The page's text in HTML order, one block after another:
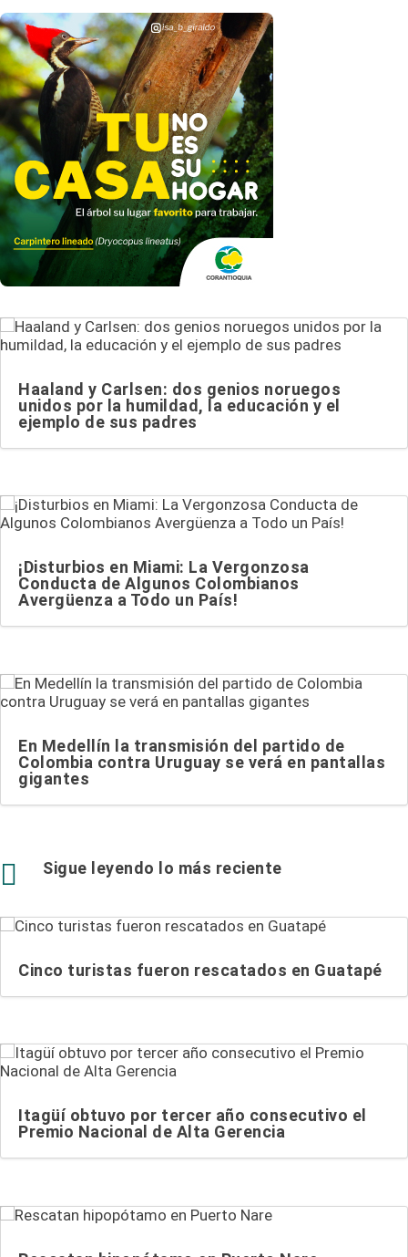
Haaland y Carlsen: dos genios noruegos
unidos por la humildad, la educación y el
ejemplo de sus padres
¡Disturbios en Miami: La Vergonzosa
Conducta de Algunos Colombianos
Avergüenza a Todo un País!
En Medellín la transmisión del partido de
Colombia contra Uruguay se verá en pantallas
gigantes
 Sigue leyendo lo más reciente
Cinco turistas fueron rescatados en Guatapé
Itagüí obtuvo por tercer año consecutivo el
Premio Nacional de Alta Gerencia